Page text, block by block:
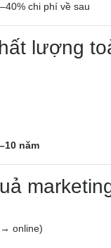
chi phí về sau
lượng
năm
online)